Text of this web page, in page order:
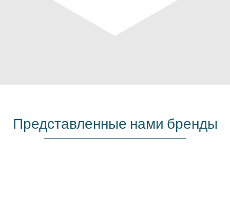
Представленные нами бренды